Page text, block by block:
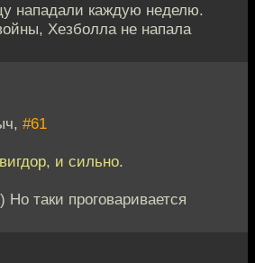
нападали каждую неделю.
Хезболла не напала
#61
и сильно.
таки проговаривается